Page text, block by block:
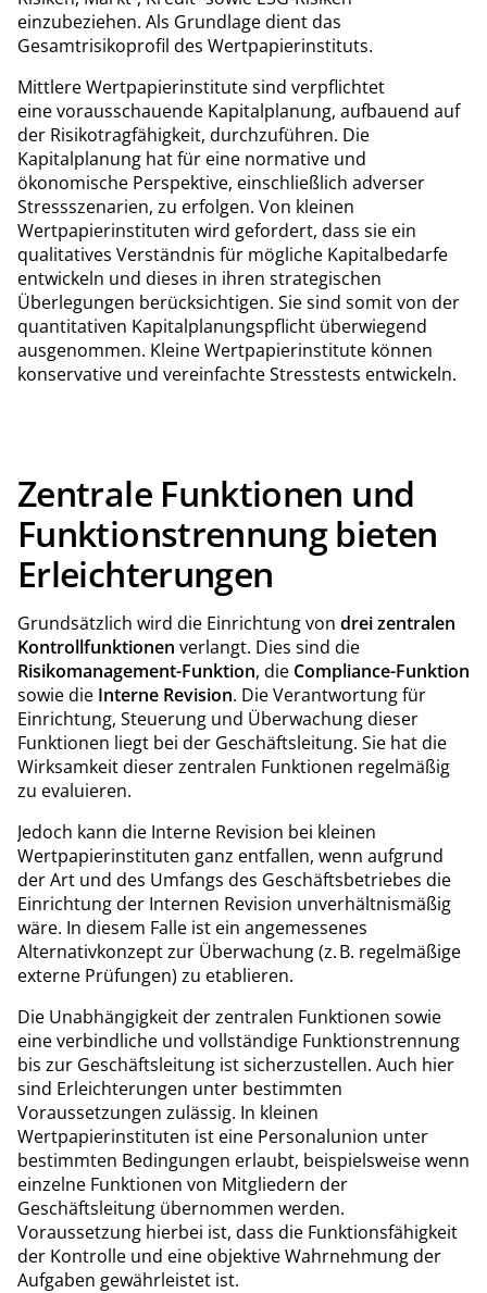
einzubeziehen. Als Grundlage dient das
Gesamtrisikoprofil des Wertpapierinstituts.
Mittlere Wertpapierinstitute sind verpflichtet
eine vorausschauende Kapitalplanung, aufbauend auf
der Risikotragfähigkeit, durchzuführen. Die
Kapitalplanung hat für eine normative und
ökonomische Perspektive, einschließlich adverser
Stressszenarien, zu erfolgen. Von kleinen
Wertpapierinstituten wird gefordert, dass sie ein
qualitatives Verständnis für mögliche Kapitalbedarfe
entwickeln und dieses in ihren strategischen
Überlegungen berücksichtigen. Sie sind somit von der
quantitativen Kapitalplanungspflicht überwiegend
ausgenommen. Kleine Wertpapierinstitute können
konservative und vereinfachte Stresstests entwickeln.
Zentrale Funktionen und
Funktionstrennung bieten
Erleichterungen
Grundsätzlich wird die Einrichtung von drei zentralen
Kontrollfunktionen verlangt. Dies sind die
Risikomanagement-Funktion, die Compliance-Funktion
sowie die Interne Revision. Die Verantwortung für
Einrichtung, Steuerung und Überwachung dieser
Funktionen liegt bei der Geschäftsleitung. Sie hat die
Wirksamkeit dieser zentralen Funktionen regelmäßig
zu evaluieren.
Jedoch kann die Interne Revision bei kleinen
Wertpapierinstituten ganz entfallen, wenn aufgrund
der Art und des Umfangs des Geschäftsbetriebes die
Einrichtung der Internen Revision unverhältnismäßig
wäre. In diesem Falle ist ein angemessenes
Alternativkonzept zur Überwachung (z. B. regelmäßige
externe Prüfungen) zu etablieren.
Die Unabhängigkeit der zentralen Funktionen sowie
eine verbindliche und vollständige Funktionstrennung
bis zur Geschäftsleitung ist sicherzustellen. Auch hier
sind Erleichterungen unter bestimmten
Voraussetzungen zulässig. In kleinen
Wertpapierinstituten ist eine Personalunion unter
bestimmten Bedingungen erlaubt, beispielsweise wenn
einzelne Funktionen von Mitgliedern der
Geschäftsleitung übernommen werden.
Voraussetzung hierbei ist, dass die Funktionsfähigkeit
der Kontrolle und eine objektive Wahrnehmung der
Aufgaben gewährleistet ist.